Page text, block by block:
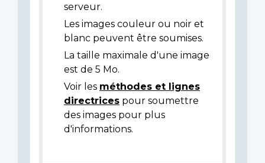
serveur.
Les images couleur ou noir et
blanc peuvent être soumises.
La taille maximale d'une image
est de 5 Mo.
Voir les méthodes et lignes
directrices pour soumettre
des images pour plus
d'informations.